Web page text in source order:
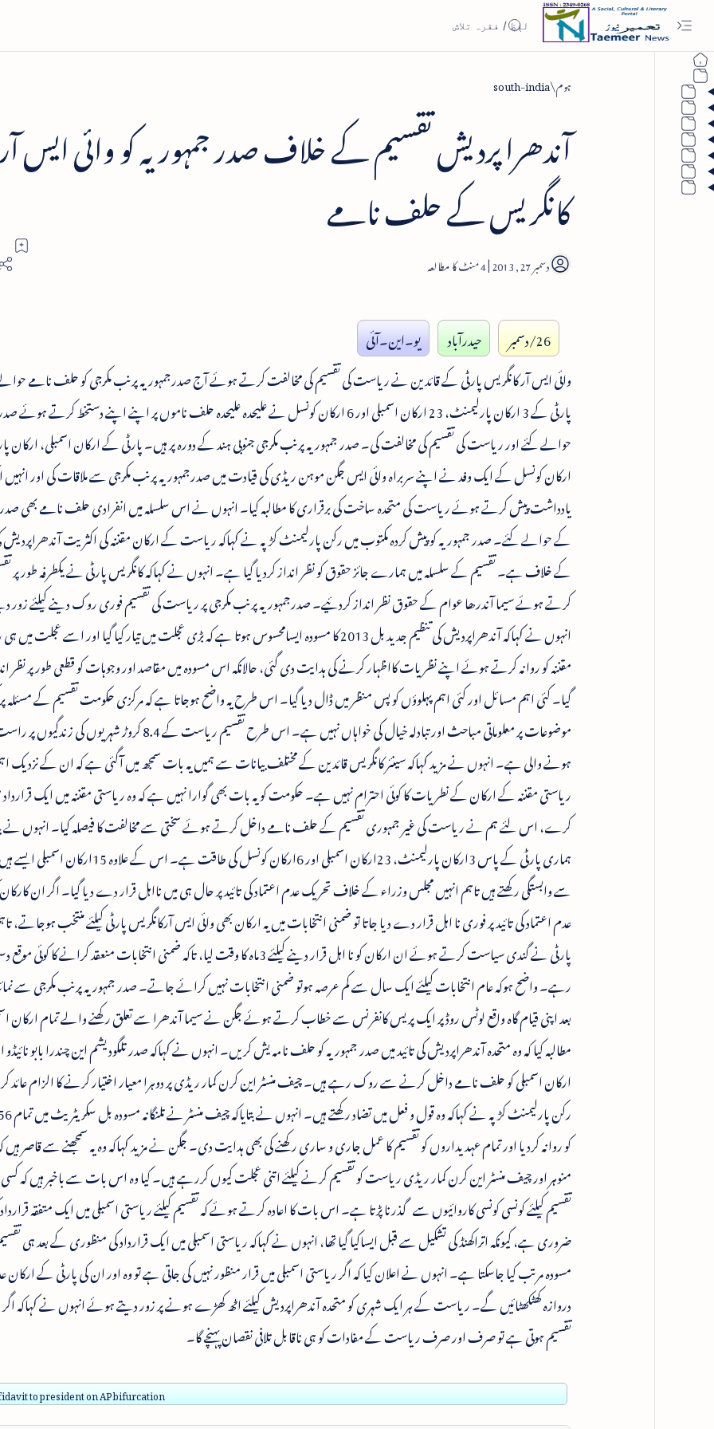
ہوم south-india
آندھرا پردیش تقسیم کے خلاف صدر جمہوریہ کو وائی ایس
کانگریس کے حلف نامے
4
26/دسمبر حیدرآباد
یو۔این۔آئی
وائی ایس آر کانگریس پارٹی کے قائدین نے ریاست کی تقسیم کی مخالفت کرتے ہوئے آج صدرجمہوریہ پرنب مکرجی کو حلف نامے
پارٹی کے 3 ارکان پارلیمنٹ، 23 ارکان اسمبلی اور 6 ارکان کونسل نے علیحدہ علیحدہ حلف ناموں پر اپنے اپنے دستخط کرتے
حوالے کئے اور ریاست کی تقسیم کی مخالفت کی۔ صدر جمہوریہ پرنب مکرجی جنوبی ہند کے دورہ پر ہیں۔ پارٹی کے ارکان اسمبلی، ارکان
ارکان کونسل کے ایک وفد نے اپنے سربراہ وائی ایس جگن موہن ریڈی کی قیادت میں صدرجمہوریہ پرنب مکرجی سے ملاقات کی اور
یادداشت پیش کرتے ہوئے ریاست کی متحدہ ساخت کی برقراری کا مطالبہ کیا۔ انہوں نے اس سلسلہ میں انفرادی حلف نامے بھی صدر
کے حوالے کئے۔ صدر جمہوریہ کو پیش کردہ مکتوب میں رکن پارلیمنٹ کڑپہ نے کہاکہ ریاست کے ارکان مقننہ کی اکثریت آندھراپردیش
کے خلاف ہے۔ تقسیم کے سلسلہ میں ہمارے جائز حقوق کو نظر انداز کردیا گیا ہے۔ انہوں نے کہاکہ کانگریس پارٹی نے یکطرفہ طورپر
کرتے ہوئے سیما آندرھا عوام کے حقوق نظر انداز کردئیے۔ صدرجمہوریہ پرنب مکرجی پر ریاست کی تقسیم فوری روک دینے کیلئے زور
انہوں نے کہاکہ آندھراپردیش کی تنظیم جدید بل 2013 کا مسودہ ایسامحسوس ہوتا ہے کہ بڑی عجلت میں تیار کیا گیا اور اسے عجلت
مقننہ کو روانہ کرتے ہوئے اپنے نظریات کااظہار کرنے کی ہدایت دی گئی، حالانکہ اس مسودہ میں مقاصد اور وجوہات کو قطعی طورپر نظر
گیا۔ کئی اہم مسائل اور کئی اہم پہلوؤں کو پس منظر میں ڈال دیا گیا۔ اس طرح یہ واضح ہوجاتا ہے کہ مرکزی حکومت تقسیم کے مسئلہ
موضوعات پر معلوماتی مباحث اور تبادلہ خیال کی خواہاں نہیں ہے۔ اس طرح تقسیم ریاست کے 8.4 کروڑ
ہونے والی ہے۔ انہوں نے مزید کہاکہ سینئر کانگریس قائدین کے مختلف بیانات سے ہمیں یہ بات سمجھ میں آگئی ہے کہ ان کے نزدیک
ریاستی مقننہ کے ارکان کے نطریات کا کوئی احترام نہیں ہے۔ حکومت کو یہ بات بھی گوارا نہیں ہے کہ وہ ریاستی مقننہ میں ایک
کرے، اس لئے ہم نے ریاست کی غیر جمہوری تقسیم کے حلف نامے داخل کرتے ہوئے سختی سے مخالفت کا فیصلہ کیا۔ انہوں نے
ہماری پارٹی کے پاس 3ارکان پارلیمنٹ، 23ارکان اسمبلی اور 6ارکان کونسل کی طاقت ہے۔ اس
سے وابستگی رکھتے ہیں تاہم انہیں مجلس وزراء کے خلاف تحریک عدم اعتماد کی تائید پر حال ہی میں نااہل قرار دے دیا گیا۔ اگر ان
عدم اعتماد کی تائید پر فوری نا اہل قرار دے دیا جاتا تو ضمنی انتخابات میں یہ ارکان بھی وائی ایس آرکانگریس پارٹی کیلئے منتخب ہوجاتے،
پارٹی نے گندی سیاست کرتے ہوئے ان ارکان کو نا اہل قرار دینے کیلئے 3ماہ کا وقت لیا، تاکہ ضمنی انتخابات منعقد کرانے کا
رہے۔ واضح ہوکہ عام انتخابات کیلئے ایک سال سے کم عرصہ ہوتو ضمنی انتخابات نہیں کرائے جاتے۔ صدر جمہوریہ پرنب مکرجی سے
بعد اپنی قیام گاہ واقع لوٹس روڈ پر ایک پریس کانفرنس سے خطاب کرتے ہوئے جگن نے سیما آندھرا سے تعلق رکھنے والے تمام ارکان
مطالبہ کیا کہ وہ متحدہ آندھراپردیش کی تائید میں صدر جمہوریہ کو حلف نامہ یش کریں۔ انہوں نے کہاکہ صدر تلگودیشم این چندرا بابو
ارکان اسمبلی کو حلف نامے داخل کرنے سے روک رہے ہیں۔ چیف منسٹر این کرن کمار ریڈی پر دوہرا معیار اختیار کرنے کا الزام
کو روانہ کردیا اور تمام عہدیداروں کو تقسیم کا عمل جاری و ساری رکھنے کی بھی ہدایت دی۔ جگن نے مزید کہاکہ وہ یہ سمجھنے سے قاصر ہیں
منوہر اور چیف منسٹر این کرن کمار ریڈی ریاست کو تقسیم کرنے کیلئے اتنی عجلت کیوں کررہے ہیں۔ کیا وہ اس بات سے باخبر ہیں کہ
تقسیم کیلئے کونسی کونسی کاروائیوں سے گذرنا پڑتا ہے۔ اس بات کا اعادہ کرتے ہوئے کہ تقسیم کیلئے ریاستی اسمبلی میں ایک متفقہ
ضروری ہے، کیونکہ اتراکھنڈ کی تشکیل سے قبل ایساکیا گیا تھا، انہوں نے کہاکہ ریاستی اسمبلی میں ایک قرارداد کی منظوری کے بعد ہی
مسودہ مرتب کیا جاسکتا ہے۔ انہوں نے اعلان کیا کہ اگر ریاستی اسمبلی میں قرار منظور نہیں کی جاتی ہے تو وہ اور ان کی پارٹی کے
دروازہ کھٹکھٹائیں گے۔ ریاست کے ہر ایک شہری کو متحدہ آندھراپردیش کیلئے اٹھ کھڑے ہونے پر زور دیتے ہوئے انہوں نے کہاکہ
تقسیم ہوتی ہے تو صرف اور صرف ریاست کے مفادات کو ہی ناقابل تلافی نقصان پہنچے گا۔
to president on AP bifurcation